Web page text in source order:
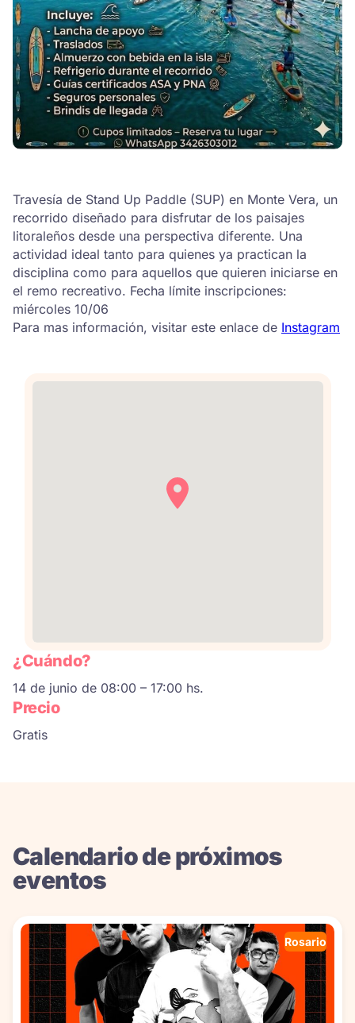
Travesía de Stand Up Paddle (SUP) en Monte Vera, un
recorrido diseñado para disfrutar de los paisajes
litoraleños desde una perspectiva diferente. Una
actividad ideal tanto para quienes ya practican la
disciplina como para aquellos que quieren iniciarse en
el remo recreativo. Fecha límite inscripciones:
miércoles 10/06
Para mas información, visitar este enlace de Instagram
¿Cuándo?
14 de junio de 08:00 – 17:00 hs.
Precio
Gratis
Calendario de próximos
eventos
Rosario